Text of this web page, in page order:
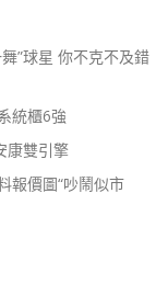
”球星 你不克不及錯
統櫃6強
康雙引擎
報價圖“吵鬧似市